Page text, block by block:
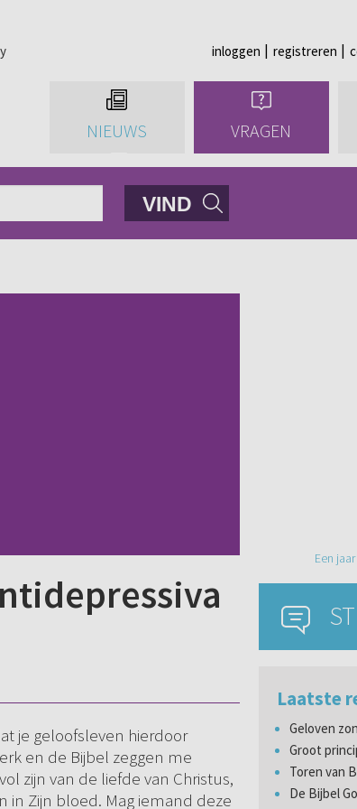
inloggen registreren
NIEUWS VRAGEN
VIND
je geloofsleven hierdoor
en de Bijbel zeggen me
zijn van de liefde van Christus,
in Zijn bloed. Mag iemand deze
Een
Laatste
Geloven
Groot
Toren van
De Bijbel